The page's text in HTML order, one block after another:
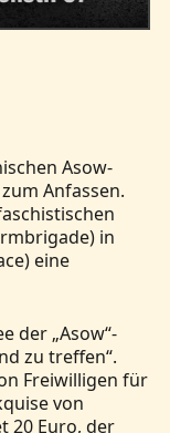
Asow-
Anfassen.
in
eine
der „Asow“-
zu treffen“.
Freiwilligen für
von
20 Euro, der